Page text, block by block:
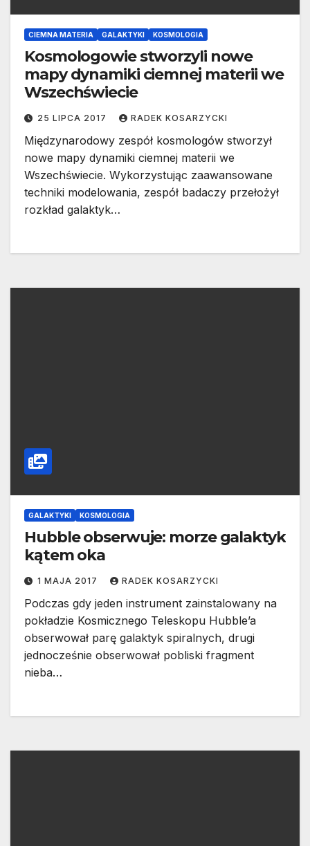
CIEMNA MATERIA GALAKTYKI KOSMOLOGIA
Kosmologowie stworzyli nowe
mapy dynamiki ciemnej materii we
Wszechświecie
25 LIPCA 2017 RADEK KOSARZYCKI
Międzynarodowy zespół kosmologów stworzył
nowe mapy dynamiki ciemnej materii we
Wszechświecie. Wykorzystując zaawansowane
techniki modelowania, zespół badaczy przełożył
rozkład galaktyk…
GALAKTYKI KOSMOLOGIA
Hubble obserwuje: morze galaktyk
kątem oka
1 MAJA 2017 RADEK KOSARZYCKI
Podczas gdy jeden instrument zainstalowany na
pokładzie Kosmicznego Teleskopu Hubble’a
obserwował parę galaktyk spiralnych, drugi
jednocześnie obserwował pobliski fragment
nieba…